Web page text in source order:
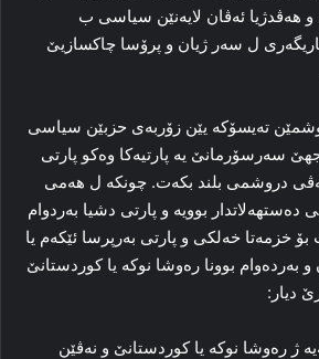
و هەڤدژیا ئەڤان لایەنێن سیاسى ب
ل سەر ژیان و پرۆسا چاکسازیێ
تەیسۆکە یێن زۆربەی حزبێن سیاسى
سەرسۆرمانێ یە پارتیەکا وەکو پارتى
دروشمی بلند بکەت. چونکە ل هەمى
دەستهەلاتدار بوویە و پارتى دشیا بەردوام
خزمەتا خەلکى و پارتى بەرپرسا ئێکەم یا
و بەردەوام بوونا رەوشا نوکە یا کوردستانێ
دیار:
ژ رەوشا نوکە یا کوردستانێ و نەڤێن